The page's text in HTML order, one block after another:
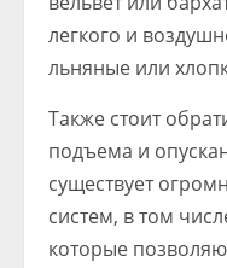
легкого и
льняные или
Также стоит
подъема и
существует
систем, в том
которые